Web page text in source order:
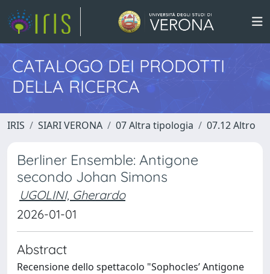
CATALOGO DEI PRODOTTI
DELLA RICERCA
IRIS SIARI VERONA 07 Altra tipologia 07.12 Altro
Berliner Ensemble: Antigone
secondo Johan Simons
UGOLINI, Gherardo
2026-01-01
Abstract
Recensione dello spettacolo "Sophocles’ Antigone